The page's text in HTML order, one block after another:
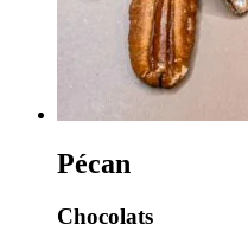
Pécan
Chocolats